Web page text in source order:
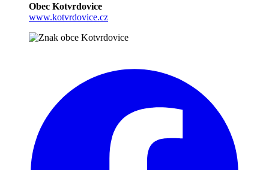
Obec Kotvrdovice
www.kotvrdovice.cz